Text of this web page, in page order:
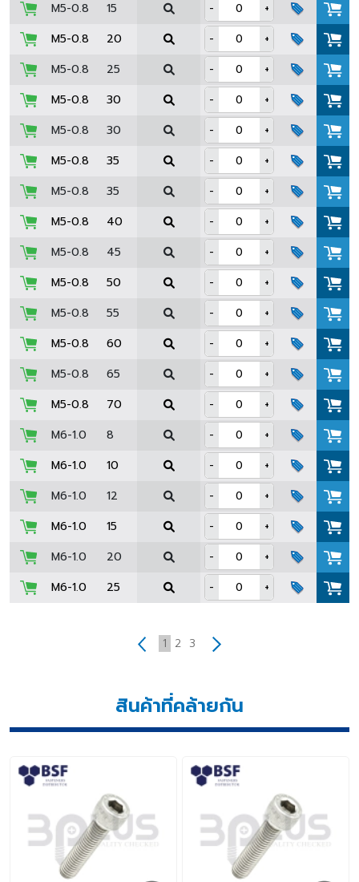
M5-0.8 15 -
+
M5-0.8
20 -
+
M5-0.8
25 -
+
M5-0.8
30 -
+
M5-0.8
30 -
+
M5-0.8
35 -
+
M5-0.8
35 -
+
M5-0.8
40 -
+
M5-0.8
45 -
+
M5-0.8
50 -
+
M5-0.8
55 -
+
M5-0.8
60 -
+
M5-0.8
65 -
+
M5-0.8
70 -
+
M6-1.0
8 -
+
M6-1.0
10 -
+
M6-1.0
12 -
+
M6-1.0
15 -
+
M6-1.0
20 -
+
M6-1.0
25 - +
1 2 3
สินค้าที่คล้ายกัน